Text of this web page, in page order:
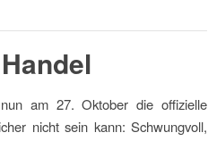
am 27. Oktober die offizielle
nicht sein kann: Schwungvoll,